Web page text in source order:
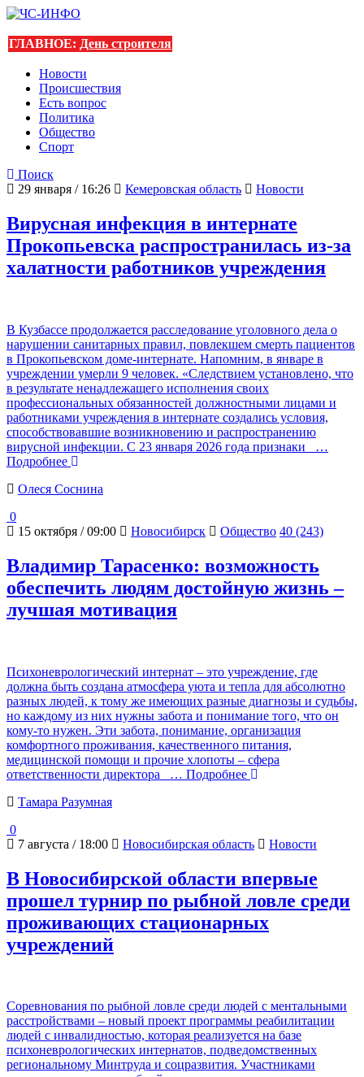
ГЛАВНОЕ: День строителя
Новости
Происшествия
Есть вопрос
Политика
Общество
Спорт
Поиск
29 января / 16:26
Кемеровская область Новости
Вирусная инфекция в интернате
Прокопьевска распространилась из-за
халатности работников учреждения
В Кузбассе продолжается расследование уголовного дела о
нарушении санитарных правил, повлекшем смерть пациентов
в Прокопьевском доме-интернате. Напомним, в январе в
учреждении умерли 9 человек. «Следствием установлено, что
в результате ненадлежащего исполнения своих
профессиональных обязанностей должностными лицами и
работниками учреждения в интернате создались условия,
способствовавшие возникновению и распространению
вирусной инфекции. С 23 января 2026 года признаки
…
Подробнее
Олеся Соснина
0
15 октября / 09:00
Новосибирск Общество 40 (243)
Владимир Тарасенко: возможность
обеспечить людям достойную жизнь –
лучшая мотивация
Психоневрологический интернат – это учреждение, где
должна быть создана атмосфера уюта и тепла для абсолютно
разных людей, к тому же имеющих разные диагнозы и судьбы,
но каждому из них нужны забота и понимание того, что он
кому-то нужен. Эти забота, понимание, организация
комфортного проживания, качественного питания,
медицинской помощи и прочие хлопоты – сфера
ответственности директора
… Подробнее
Тамара Разумная
0
7 августа / 18:00
Новосибирская область Новости
В Новосибирской области впервые
прошел турнир по рыбной ловле среди
проживающих стационарных
учреждений
Соревнования по рыбной ловле среди людей с ментальными
расстройствами – новый проект программы реабилитации
людей с инвалидностью, которая реализуется на базе
психоневрологических интернатов, подведомственных
региональному Минтруда и соцразвития. Участниками